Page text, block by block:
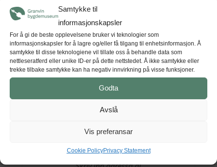
Samtykke til
informasjonskapsler
For å gi de beste opplevelsene bruker vi teknologier som
informasjonskapsler for å lagre og/eller få tilgang til enhetsinformasjon. Å
samtykke til disse teknologiene vil tillate oss å behandle data som
nettleseratferd eller unike ID-er på dette nettstedet. Å ikke samtykke eller
trekke tilbake samtykke kan ha negativ innvirkning på visse funksjoner.
Godta
Avslå
Vis preferansar
Cookie PolicyPrivacy Statement
Tid
(Laurdag) 16:00 - 16:30 (GMT+00:00)